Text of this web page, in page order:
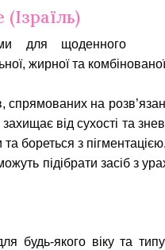
для щоденного
жирної та
спрямованих на
від сухості та
та бореться з пігментацією.
підібрати засіб з
будь-якого віку та типу